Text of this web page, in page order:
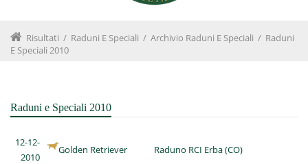
Risultati / Raduni E Speciali / Archivio Raduni E Speciali / Raduni
E Speciali 2010
Raduni e Speciali 2010
12-12-
2010
Golden Retriever
Raduno RCI Erba (CO)